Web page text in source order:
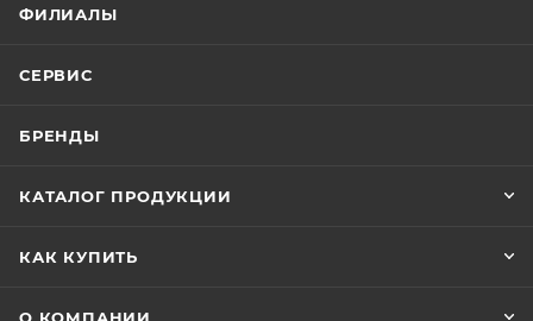
ФИЛИАЛЫ
СЕРВИС
БРЕНДЫ
КАТАЛОГ ПРОДУКЦИИ
КАК КУПИТЬ